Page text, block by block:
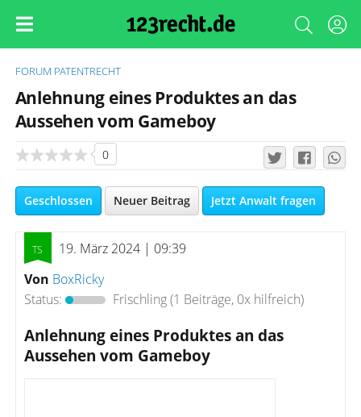
FORUM PATENTRECHT
Anlehnung eines Produktes an das
Aussehen vom Gameboy
0
Geschlossen Neuer Beitrag Jetzt Anwalt fragen
19. März 2024 | 09:39
Von BoxRicky
Status:
Frischling(1 Beiträge, 0x hilfreich)
Anlehnung eines Produktes an das
Aussehen vom Gameboy